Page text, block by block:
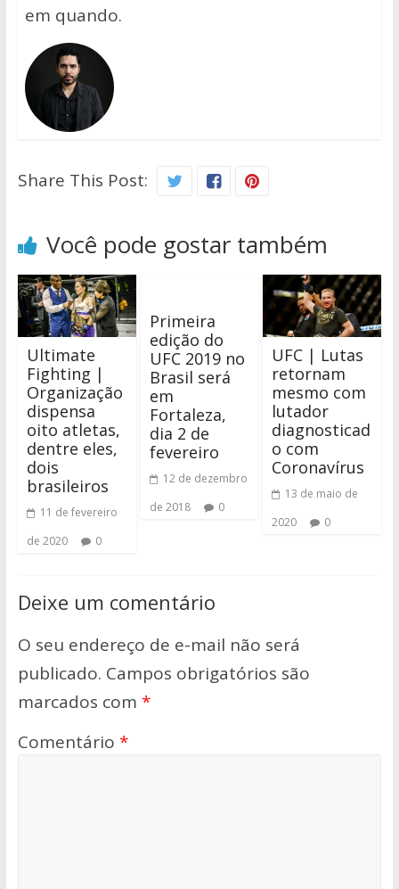
em quando.
Share This Post:
Você pode gostar também
Ultimate
Fighting |
Organização
dispensa
oito atletas,
dentre eles,
dois
brasileiros
11 de fevereiro
de 2020
0
Primeira
edição do
UFC 2019 no
Brasil será
em
Fortaleza,
dia 2 de
fevereiro
12 de dezembro
de 2018
0
UFC | Lutas
retornam
mesmo com
lutador
diagnosticad
o com
Coronavírus
13 de maio de
2020
0
Deixe um comentário
O seu endereço de e-mail não será
publicado. Campos obrigatórios são
marcados com *
Comentário *